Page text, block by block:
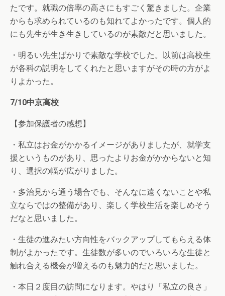
たです。就職の倍率の高さにもすごく驚きました。企業
からも求められているのも知れてよかったです。個人的
にも先生が生き生きしているのが素敵だと思いました。
・明るい先生ばかりで素敵な学校でした。以前は高校生
が各科の説明をしてくれたと思いますがその時の方がよ
りよかった。
7/10中京高校
【参加保護者の感想】
・私立はお金がかかるイメージがありましたが、就学支
援というものがあり、思ったよりお金がかからないと知
り、選択の幅が広がりました。
・多治見から通う場合でも、そんなに遠くないことや私
立ならではの整備があり、楽しく学校生活を楽しめそう
だなと思いました。
・生徒の進みたい方向性をバックアップしてもらえる体
制がよかったです。生徒数が多いのでいろいろな生徒と
触れ合える機会が増えるのも魅力的だと思いました。
・本日２度目の訪問になります。やはり「私立の良さ」